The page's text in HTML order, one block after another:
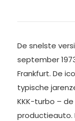
De snelste
september
Frankfurt. De
typische
KKK-turbo –
productieauto.